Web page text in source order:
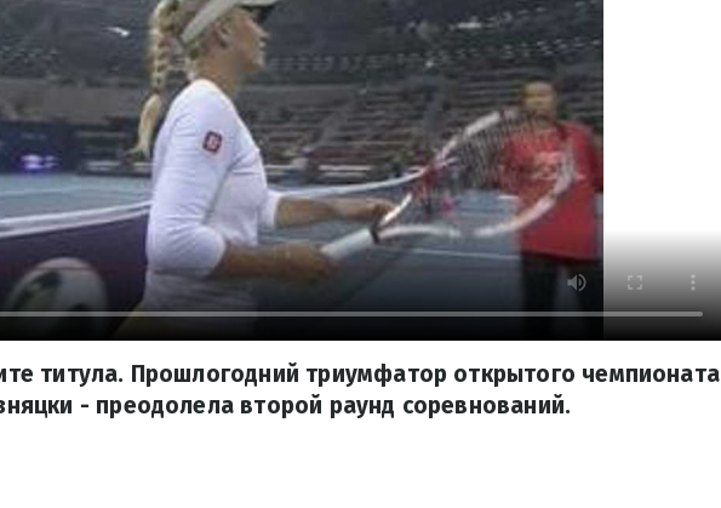
титула. Прошлогодний триумфатор открытого чемпионата
- преодолела второй раунд соревнований.